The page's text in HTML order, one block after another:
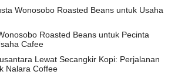
Wonosobo Roasted Beans untuk Usaha
Roasted Beans untuk Pecinta
Cafee
Lewat Secangkir Kopi: Perjalanan
Nalara Coffee